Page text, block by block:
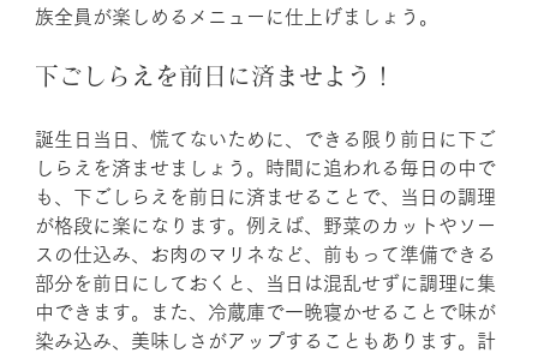
族全員が楽しめるメニューに仕上げましょう。
下ごしらえを前日に済ませよう！
誕生日当日、慌てないために、できる限り前日に下ご
しらえを済ませましょう。時間に追われる毎日の中で
も、下ごしらえを前日に済ませることで、当日の調理
が格段に楽になります。例えば、野菜のカットやソー
スの仕込み、お肉のマリネなど、前もって準備できる
部分を前日にしておくと、当日は混乱せずに調理に集
中できます。また、冷蔵庫で一晩寝かせることで味が
染み込み、美味しさがアップすることもあります。計